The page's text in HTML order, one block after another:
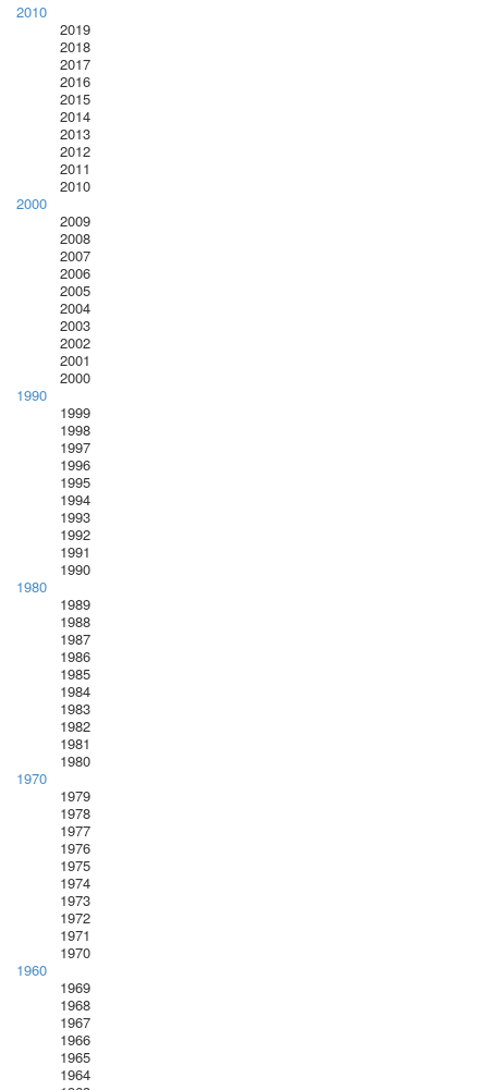
2010
2019
2018
2017
2016
2015
2014
2013
2012
2011
2010
2000
2009
2008
2007
2006
2005
2004
2003
2002
2001
2000
1990
1999
1998
1997
1996
1995
1994
1993
1992
1991
1990
1980
1989
1988
1987
1986
1985
1984
1983
1982
1981
1980
1970
1979
1978
1977
1976
1975
1974
1973
1972
1971
1970
1960
1969
1968
1967
1966
1965
1964